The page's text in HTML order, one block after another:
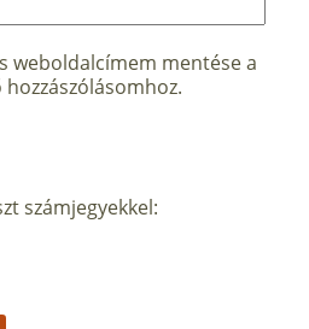
weboldalcímem mentése a
számjegyekkel: